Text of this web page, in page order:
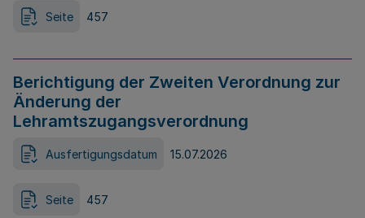
Seite 457
Berichtigung der Zweiten Verordnung zur
Änderung der
Lehramtszugangsverordnung
Ausfertigungsdatum 15.07.2026
Seite 457